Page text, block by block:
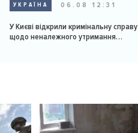
УКРАЇНА 06.08 12:31
У Києві відкрили кримінальну справу
щодо неналежного утримання